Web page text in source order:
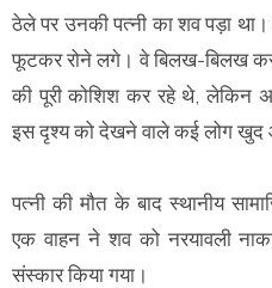
ठेले पर उनकी पत्नी का शव पड़ा
फूटकर रोने लगे। वे बिलख-बिलख
की पूरी कोशिश कर रहे थे, लेकिन
इस दृश्य को देखने वाले कई लोग खुद
पत्नी की मौत के बाद स्थानीय
एक वाहन ने शव को नरयावली
संस्कार किया गया।